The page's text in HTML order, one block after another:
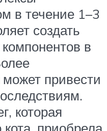
в течение 1–3
создать
в
привести
которая